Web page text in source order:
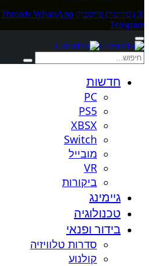
X (טוויטר) פייסבוק Threads WhatsApp
Telegram
חדשות
PC
PS5
XBSX
Switch
מובייל
VR
ביקורות
גיימינג
טכנולוגיה
בידור ופנאי
סדרות טלוויזיה
קולנוע